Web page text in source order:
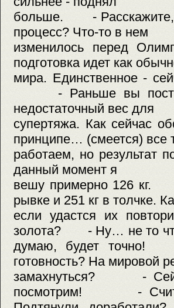
больше. - Расскажите,
процесс? Что-то в нем
изменилось перед
подготовка идет как
мира. Единственное -
- Раньше вы
недостаточный вес для
супертяжа. Как
принципе… (смеется) все
работаем, но результат
данный момент я
вешу примерно 126
рывке и 251 кг в толчке.
если удастся их
золота? - Ну… не то
думаю, будет
готовность? На мировой
замахнуться? -
посмотрим! -